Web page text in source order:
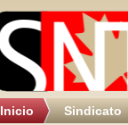
Inicio Sindicato